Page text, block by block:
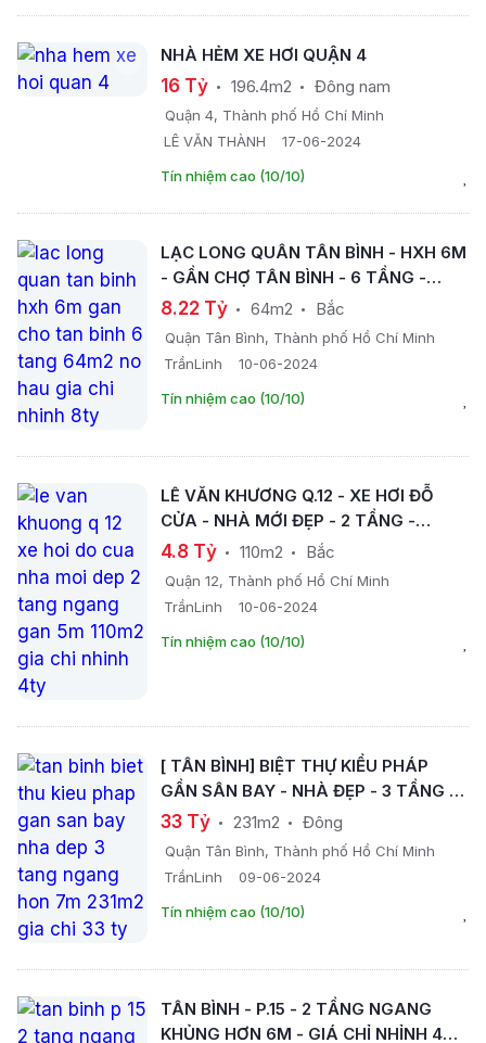
NHÀ HẺM XE HƠI QUẬN 4
16 Tỷ 196.4m2 Đông nam
Quận 4, Thành phố Hồ Chí Minh
LÊ VĂN THÀNH
17-06-2024
Tín nhiệm cao (10/10)
LẠC LONG QUÂN TÂN BÌNH - HXH 6M
- GẦN CHỢ TÂN BÌNH - 6 TẦNG -
64M2 - NỞ HẬU - GIÁ CHỈ NHỈNH 8TỶ
8.22 Tỷ 64m2 Bắc
Quận Tân Bình, Thành phố Hồ Chí Minh
TrầnLinh
10-06-2024
Tín nhiệm cao (10/10)
LÊ VĂN KHƯƠNG Q.12 - XE HƠI ĐỖ
CỬA - NHÀ MỚI ĐẸP - 2 TẦNG -
NGANG GẦN 5M - 110M2 - GIÁ CHỈ
NHỈNH 4TỶ.
4.8 Tỷ 110m2 Bắc
Quận 12, Thành phố Hồ Chí Minh
TrầnLinh
10-06-2024
Tín nhiệm cao (10/10)
[ TÂN BÌNH] BIỆT THỰ KIỂU PHÁP
GẦN SÂN BAY - NHÀ ĐẸP - 3 TẦNG -
NGANG HƠN 7M- 231M2 - GIÁ CHỈ 33
TỶ.
33 Tỷ 231m2 Đông
Quận Tân Bình, Thành phố Hồ Chí Minh
TrầnLinh
09-06-2024
Tín nhiệm cao (10/10)
TÂN BÌNH - P.15 - 2 TẦNG NGANG
KHỦNG HƠN 6M - GIÁ CHỈ NHỈNH 4TỶ